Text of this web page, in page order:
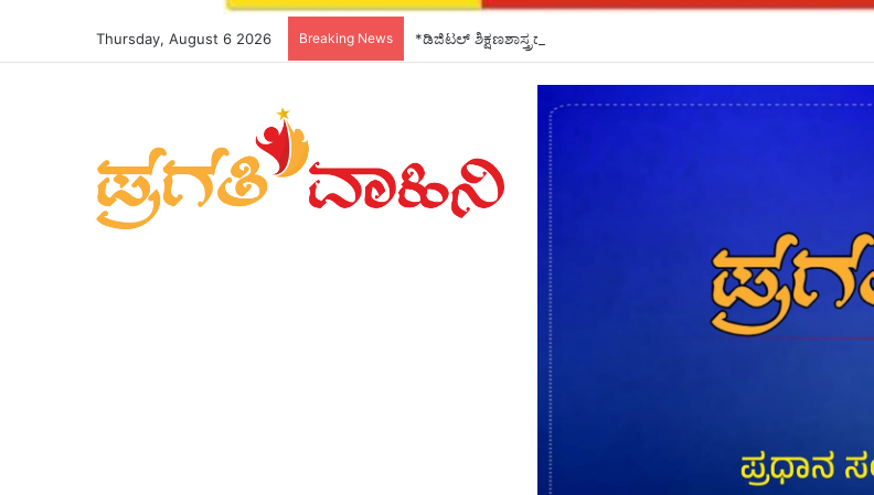
Thursday, August 6 2026 Breaking News *ಡಿಜಿಟಲ್ ಶಿಕ್ಷಣಶಾಸ್ತ್ರದ ಮೂಲಕ ಬೋಧನಾ ಶ್ರೇಷ್ಠತೆ ಹೆಚ್ಚಳ: ಕೆಎಲ್ಇಯಲ್ಲಿ ಕಾರ್ಯಗಾರ*